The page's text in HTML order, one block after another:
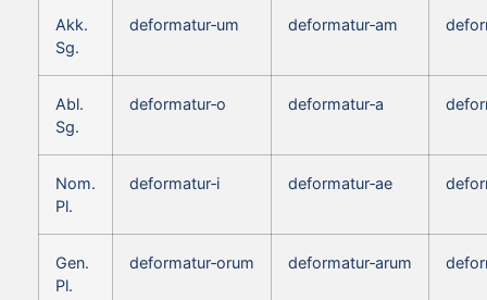
Akk.
Sg.
deformatur‑um deformatur‑am
Abl.
Sg.
deformatur‑o deformatur‑a
Nom.
Pl.
deformatur‑i deformatur‑ae
Gen.
Pl.
deformatur‑orum deformatur‑arum